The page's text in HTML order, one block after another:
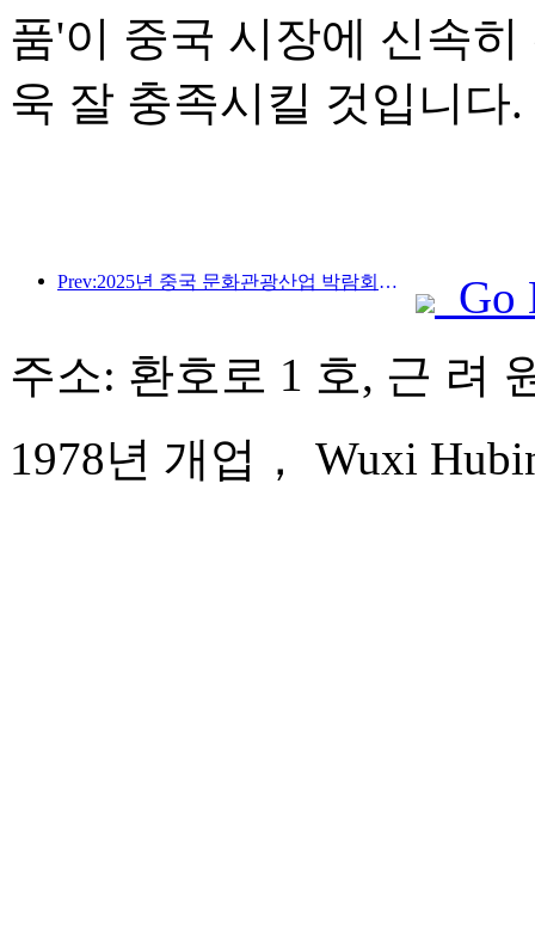
품'이 중국 시장에 신속
욱 잘 충족시킬 것입니다.
Prev:2025년 중국 문화관광산업 박람회는 9월 12일부터 14일까지 우한에서 개최됩니다.
Go
주소: 환호로 1 호, 근 려
1978년 개업， Wuxi